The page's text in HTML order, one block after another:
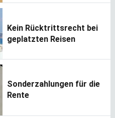
Kein Rücktrittsrecht bei
geplatzten Reisen
Sonderzahlungen für die
Rente